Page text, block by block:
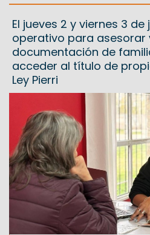
El jueves 2 y viernes 3
operativo para asesorar
documentación de
acceder al título de
Ley Pierri